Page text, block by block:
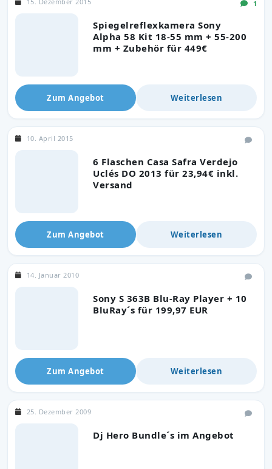
Spiegelreflexkamera Sony
Alpha 58 Kit 18-55 mm + 55-200
mm + Zubehör für 449€
1
Zum Angebot Weiterlesen
6 Flaschen Casa Safra Verdejo
Uclés DO 2013 für 23,94€ inkl.
Versand
10. April 2015
Zum Angebot Weiterlesen
Sony S 363B Blu-Ray Player + 10
BluRay´s für 199,97 EUR
14. Januar 2010
Zum Angebot Weiterlesen
Dj Hero Bundle´s im Angebot
25. Dezember 2009